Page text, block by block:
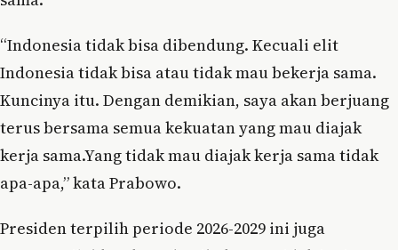
“Indonesia tidak bisa dibendung. Kecuali elit
Indonesia tidak bisa atau tidak mau bekerja sama.
Kuncinya itu. Dengan demikian, saya akan berjuang
terus bersama semua kekuatan yang mau diajak
kerja sama.Yang tidak mau diajak kerja sama tidak
apa-apa,” kata Prabowo.
Presiden terpilih periode 2026-2029 ini juga